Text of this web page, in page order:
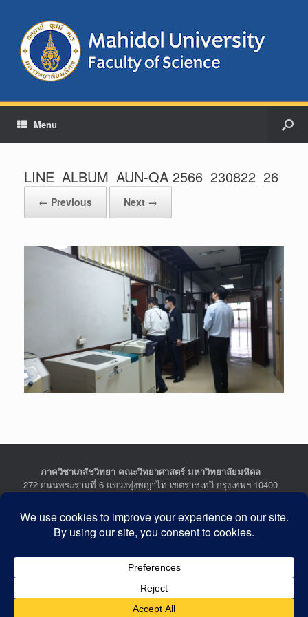
Menu
LINE_ALBUM_AUN-QA 2566_230822_26
← Previous Next →
ภาควิชาเภสัชวิทยา คณะวิทยาศาสตร์ มหาวิทยาลัยมหิดล
272 ถนนพระรามที่ 6 แขวงทุ่งพญาไท เขตราชเทวี กรุงเทพฯ 10400
Department of Pharmacology, Faculty of Science, Mahidol
University
272 Rama VI Road, Ratchathewi District, Bangkok 10400
Tel : +662-201-5641-2, Fax : +662-354-7157
Last Updated: July 21, 2026